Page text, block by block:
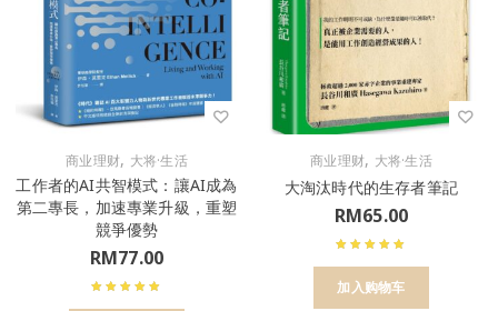
商业理财, 大将·生活
工作者的AI共智模式：讓AI成為
第二專長，加速專業升級，重塑
競爭優勢
RM77.00
商业理财, 大将·生活
大淘汰時代的生存者筆記
RM65.00
加入购物车